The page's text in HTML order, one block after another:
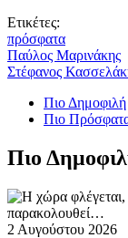
Ετικέτες:
πρόσφατα
Παύλος Μαρινάκης
Στέφανος
Πιο Δημοφιλή
Πιο
Πιο
2 Αυγούστου 2026